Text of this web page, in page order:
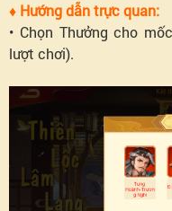
♦ Hướng dẫn trực quan:
• Chọn Thưởng cho
lượt chơi).